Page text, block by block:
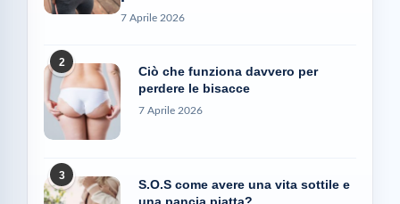
7 Aprile 2026
2
Ciò che funziona davvero per
perdere le bisacce
7 Aprile 2026
3
S.O.S come avere una vita sottile e